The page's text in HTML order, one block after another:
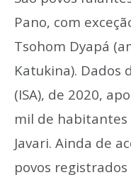
Pano, com
Tsohom Dyapá
Katukina). Dados
(ISA), de 2020,
mil de habitantes
Javari. Ainda de
povos